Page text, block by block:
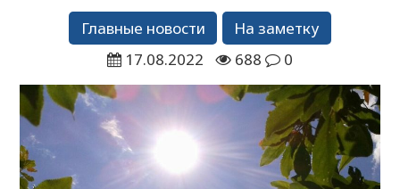
Главные новости
На заметку
17.08.2022
688 0